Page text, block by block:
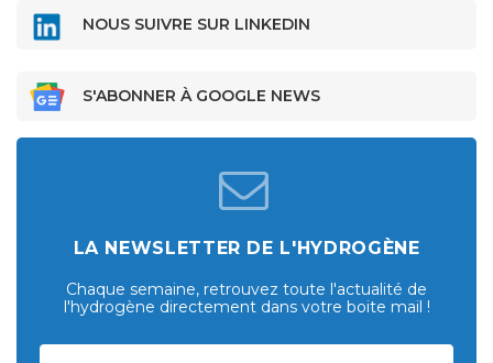
NOUS SUIVRE SUR LINKEDIN
S'ABONNER À GOOGLE NEWS
LA NEWSLETTER DE L'HYDROGÈNE
Chaque semaine, retrouvez toute l'actualité de
l'hydrogène directement dans votre boite mail !